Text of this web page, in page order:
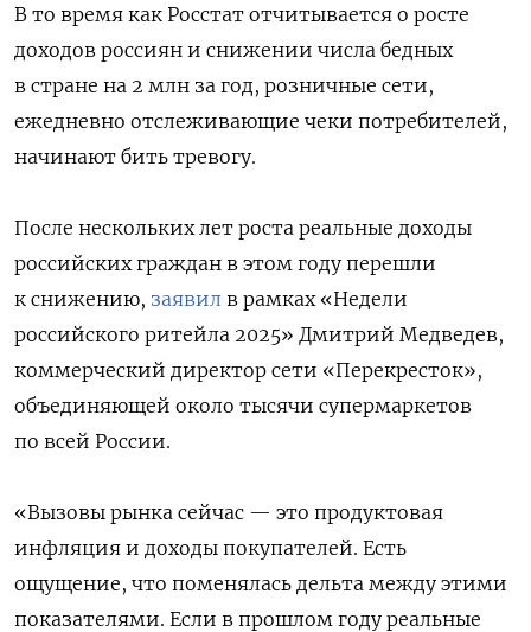
В то время как Росстат отчитывается о росте
доходов россиян и снижении числа бедных
в стране на 2 млн за год, розничные сети,
ежедневно отслеживающие чеки потребителей,
начинают бить тревогу.
После нескольких лет роста реальные доходы
российских граждан в этом году перешли
к снижению, заявил в рамках «Недели
российского ритейла 2025» Дмитрий Медведев,
коммерческий директор сети «Перекресток»,
объединяющей около тысячи супермаркетов
по всей России.
«Вызовы рынка сейчас — это продуктовая
инфляция и доходы покупателей. Есть
ощущение, что поменялась дельта между этими
показателями. Если в прошлом году реальные